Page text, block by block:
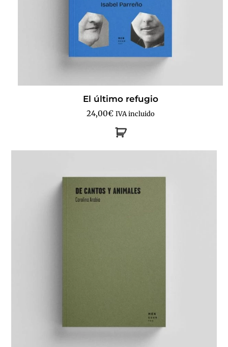
El último refugio
24,00€ IVA incluido